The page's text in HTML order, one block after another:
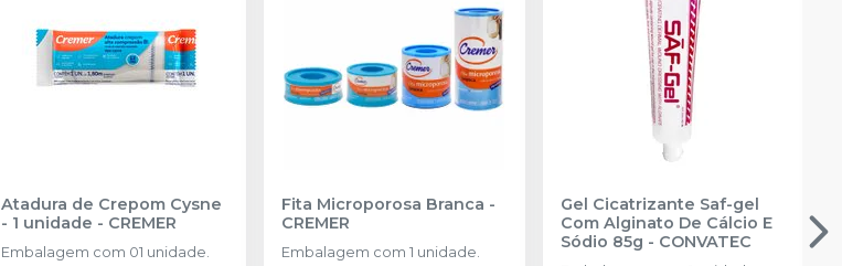
Atadura de Crepom Cysne
- 1 unidade - CREMER
Embalagem com 01 unidade.
Fita Microporosa Branca -
CREMER
Embalagem com 1 unidade.
Gel Cicatrizante Saf-gel
Com Alginato De Cálcio E
Sódio 85g - CONVATEC